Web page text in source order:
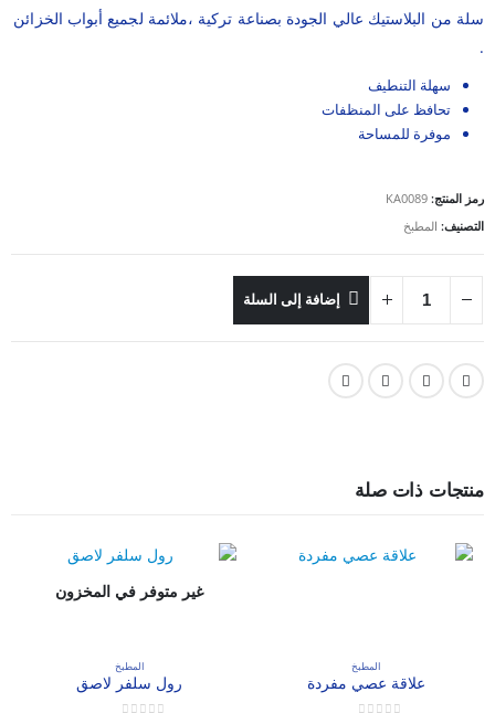
سلة من البلاستيك عالي الجودة بصناعة تركية ،ملائمة لجميع أبواب الخزائن
.
سهلة التنطيف
تحافظ على المنظفات
موفرة للمساحة
رمز المنتج: KA0089
التصنيف: المطبخ
إضافة إلى السلة
منتجات ذات صلة
المطبخ
علاقة عصي مفردة
غير متوفر في المخزون
المطبخ
رول سلفر لاصق